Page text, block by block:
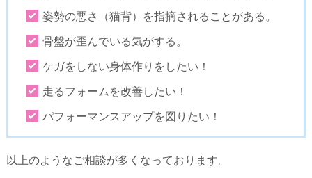
姿勢の悪さ（猫背）を指摘されることがある。
骨盤が歪んでいる気がする。
ケガをしない身体作りをしたい！
走るフォームを改善したい！
パフォーマンスアップを図りたい！
以上のようなご相談が多くなっております。